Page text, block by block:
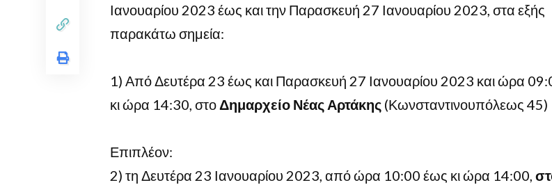
Ιανουαρίου 2023 έως και την Παρασκευή 27 Ιανουαρίου 2023, στα εξής
παρακάτω σημεία:
1) Από Δευτέρα 23 έως και Παρασκευή 27 Ιανουαρίου 2023 και ώρα
κι ώρα 14:30, στο Δημαρχείο Νέας Αρτάκης (Κωνσταντινουπόλεως 45)
Επιπλέον:
2) τη Δευτέρα 23 Ιανουαρίου 2023, από ώρα 10:00 έως κι ώρα 14:00,